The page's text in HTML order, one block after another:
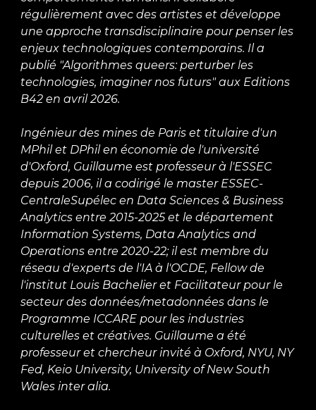
régulièrement avec des artistes et développe
une approche transdisciplinaire pour penser les
enjeux technologiques contemporains. Il a
publié "Algorithmes queers: perturber les
technologies, imaginer nos futurs" aux Editions
B42 en avril 2026.
Ingénieur des mines de Paris et titulaire d'un
MPhil et DPhil en économie de l'université
d'Oxford, Guillaume est professeur à l'ESSEC
depuis 2006, il a codirigé le master ESSEC-
CentraleSupélec en Data Sciences & Business
Analytics entre 2015-2025 et le département
Information Systems, Data Analytics and
Operations entre 2020-22; il est membre du
réseau d'experts de l'IA à l'OCDE, Fellow de
l'institut Louis Bachelier et Facilitateur pour le
secteur des données/metadonnées dans le
Programme ICCARE pour les industries
culturelles et créatives. Guillaume a été
professeur et chercheur invité à Oxford, NYU, NY
Fed, Keio University, University of New South
Wales inter alia.